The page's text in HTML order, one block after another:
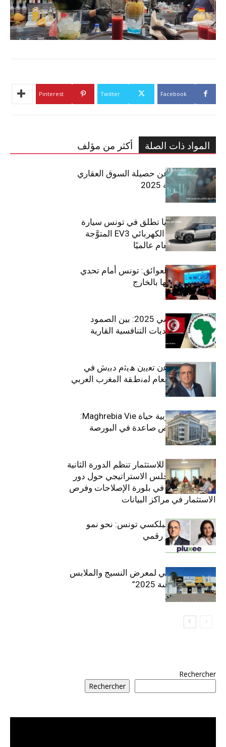
Facebook
Twitter
Pinterest
المواد ذات الصلة أكثر من مؤلف
مبوب تكشف عن حصيلة السوق العقاري
في تونس لسنة 2025
سيتي كارز – كيا تطلق في تونس سيارة
الـدفع الرباعي الكهربائي EV3 المتوَّجة
بلقب سيارة العام عالميًا
بين الطموح والعوائق: تونس أمام تحدي
استعادة كفاءاتها بالخارج
الاقتصاد التونسي 2025: بين الصمود
الاجتماعي وتحديات التنافسية القارية
ﺗﯾﺗرا ﺑﺎك ﺗﻌﻠن ﻋن ﺗﻌﯾﯾن ھﯾﺛم دﺑﯾش ﻓﻲ
ﻣﻧﺻب اﻟﻣدﯾر اﻟﻌﺎم ﻟﻣﻧطﻘﺔ اﻟﻣﻐرب اﻟﻌرﺑﻲ
وﻏرب أﻓرﯾﻘﯾﺎ
التأمينات المغربية حياة Maghrebia Vie:
فاعل رائد بفرص صاعدة في البورصة
(+34.8%)
الهيئة التونسية للاستثمار تنظم الدورة الثانية
والعشرين للمجلس الاستراتيجي حول دور
القطاع الخاص في بلورة الإصلاحات وفرص
الاستثمار في مراكز البيانات
قيادة مزدوجة لبلكسي تونس: نحو نمو
متسارع وتحول رقمي
الافتتاح الرسمي لمعرض النسيج والملابس
“إنترتكس سوسة 2025”
Rechercher
Rechercher